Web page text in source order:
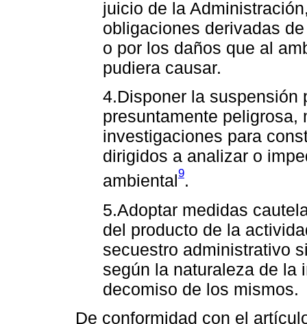
juicio de la
obligaciones derivadas
o por los daños que al
pudiera causar.
4.Disponer la suspensión
presuntamente peligrosa,
investigaciones para
dirigidos a analizar o
ambiental9.
5.Adoptar medidas
del producto de la
secuestro administrativo
según la naturaleza de la
decomiso de los mismos.
De conformidad con el